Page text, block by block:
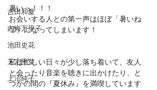
吉田和夏
内海万里子
池田史花
三宅里菜
上沼純子
暑いっ！！！
お会いする人との第一声はほぼ「暑いね
🥵」になってしまいます！
私は忙しい日々が少し落ち着いて、友人
と会ったり音楽を聴きに出かけたり、と
つかの間の『夏休み』を満喫しています